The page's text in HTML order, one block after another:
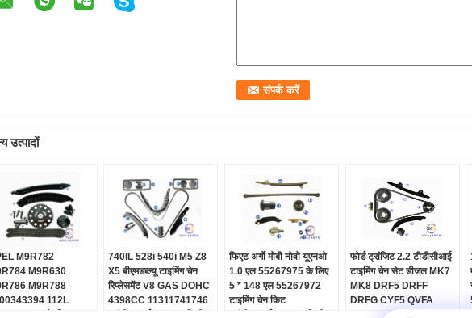
उत्पादों
M9R782
M9R630
M9R788
112L
740IL 528i 540i M5 Z8
X5 बीएमडब्ल्यू टाइमिंग चेन
रिप्लेसमेंट V8 GAS DOHC
4398CC 11311741746
फिएट अर्गो मोबी नोवो यूएनओ
1.0 एल 55267975 के लिए
5 * 148 एल 55267972
टाइमिंग चेन किट
फोर्ड ट्रांजिट 2.2 टीडीसीआई
टाइमिंग चेन सेट डीजल MK7
MK8 DRF5 DRFF
DRFG CYF5 QVFA
QVVFA 6C1Q6268BB